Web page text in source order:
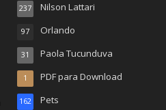
Nilson Lattari
237
Orlando
97
Paola Tucunduva
31
PDF para Download
1
Pets
162